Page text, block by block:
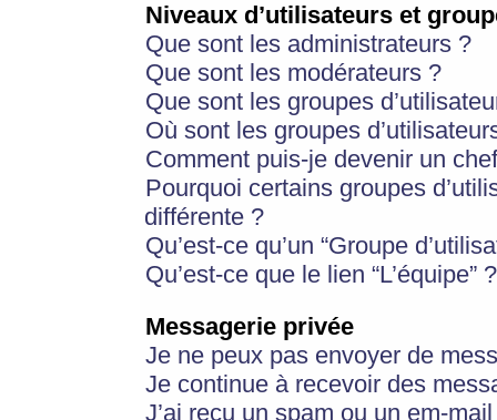
Niveaux d’utilisateurs et
Que sont les administrateurs ?
Que sont les modérateurs ?
Que sont les groupes
Où sont les groupes
Comment puis-je devenir un
Pourquoi certains groupes
différente ?
Qu’est-ce qu’un “Groupe
Qu’est-ce que le lien “L’équipe” ?
Messagerie privée
Je ne peux pas envoyer de
Je continue à recevoir des
J’ai reçu un spam ou un em-